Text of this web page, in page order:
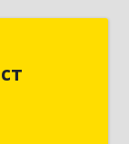
275А,